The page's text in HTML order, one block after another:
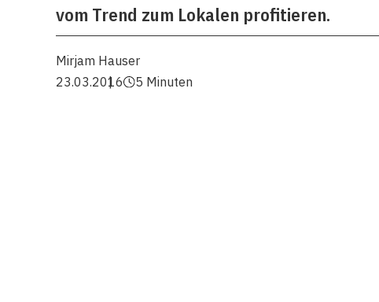
vom Trend zum Lokalen profitieren.
Mirjam Hauser
23.03.2016
5 Minuten